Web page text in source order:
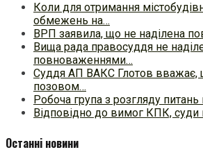
Коли для отримання
обмежень на…
ВРП заявила, що не наділена
Вища рада правосуддя не
повноваженнями…
Суддя АП ВАКС Глотов вважає,
позовом…
Робоча група з розгляду
Відповідно до вимог КПК, суди
Останні новини